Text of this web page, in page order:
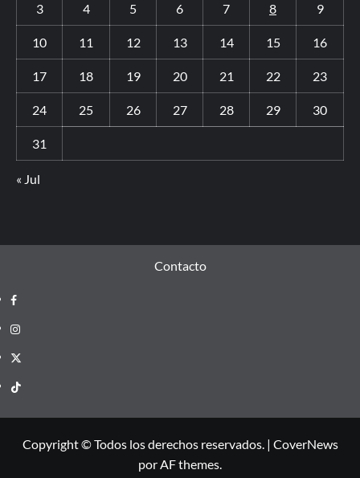
3 4 5 6 7 8 9
10 11 12 13 14 15 16
17 18 19 20 21 22 23
24 25 26 27 28 29 30
31
« Jul
Contacto
Copyright © Todos los derechos reservados. | CoverNews
por AF themes.